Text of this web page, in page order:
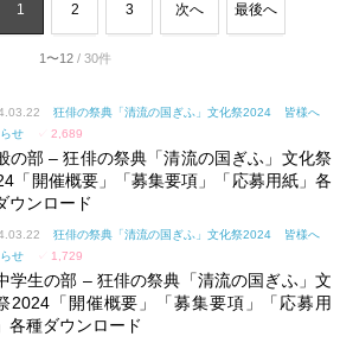
1 2 3 次へ 最後へ
1〜12/ 30件
狂俳の祭典「清流の国ぎふ」文化祭2024
皆様へ
せ
✓ 2,689
の部 – 狂俳の祭典「清流の国ぎふ」文化祭
「開催概要」「募集要項」「応募用紙」各
ウンロード
狂俳の祭典「清流の国ぎふ」文化祭2024
皆様へ
せ
✓ 1,729
学生の部 – 狂俳の祭典「清流の国ぎふ」文
2024「開催概要」「募集要項」「応募用
各種ダウンロード